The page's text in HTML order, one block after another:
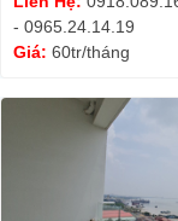
- 0965.24.14.19
Giá: 60tr/tháng